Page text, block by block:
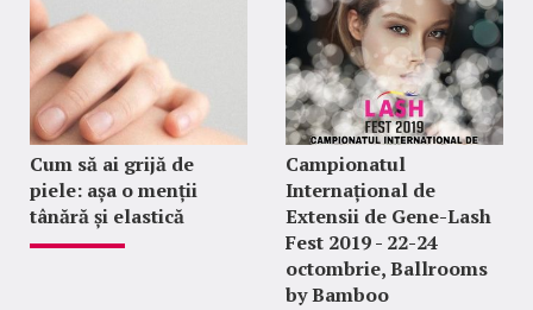
Cum să ai grijă de
piele: așa o menții
tânără și elastică
Campionatul
Internațional de
Extensii de Gene-Lash
Fest 2019 - 22-24
octombrie, Ballrooms
by Bamboo